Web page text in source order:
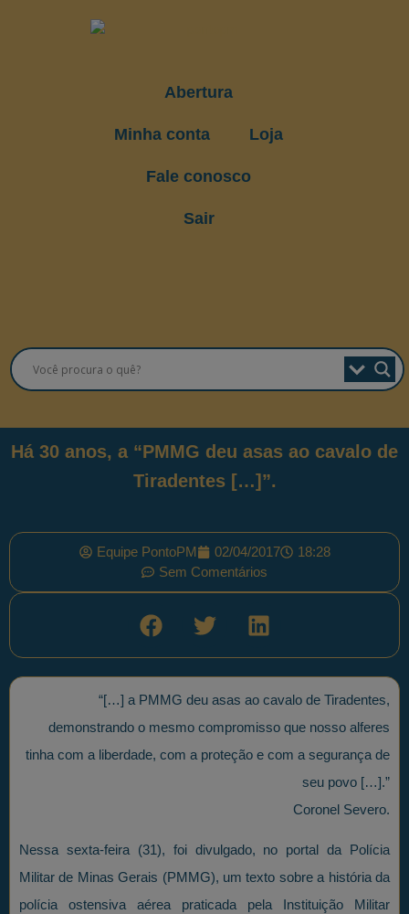
Abertura
Minha conta Loja
Fale conosco
Sair
Há 30 anos, a “PMMG deu asas ao cavalo de
Tiradentes […]”.
Equipe PontoPM 02/04/2017
18:28
Sem Comentários
“[…] a PMMG deu asas ao cavalo de Tiradentes,
demonstrando o mesmo compromisso que nosso alferes
tinha com a liberdade, com a proteção e com a segurança de
seu povo […].”
Coronel Severo.
Nessa sexta-feira (31), foi divulgado, no portal da Polícia
Militar de Minas Gerais (PMMG), um texto sobre a história da
polícia ostensiva aérea praticada pela Instituição Militar